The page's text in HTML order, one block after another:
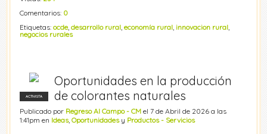
Comentarios: 0
Etiquetas: ocde desarrollo rural economía rural innovacion rural
negocios rurales
ACTIVISTA
Oportunidades en la producción
de colorantes naturales
Publicado por Regreso Al Campo - CM el 7 de Abril de 2026 a las
1:41pm en Ideas, Oportunidadesy Productos - Servicios